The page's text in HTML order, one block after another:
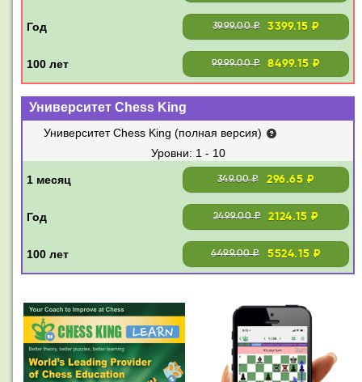
3999.00 ₽ 3399.15 ₽
9999.00 ₽ 8499.15 ₽
Университет Chess King
Университет Chess King (полная версия)
1 - 10
349.00 ₽ 296.65 ₽
2499.00 ₽ 2124.15 ₽
6499.00 ₽ 5524.15 ₽